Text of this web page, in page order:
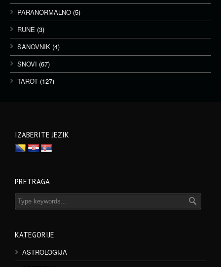
PARANORMALNO (5)
RUNE (3)
SANOVNIK (4)
SNOVI (67)
TAROT (127)
IZABERITE JEZIK
PRETRAGA
KATEGORIJE
ASTROLOGIJA